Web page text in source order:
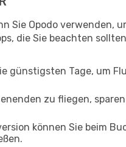
Opodo verwenden,
die Sie beachten
günstigsten Tage, um
zu fliegen,
können Sie beim